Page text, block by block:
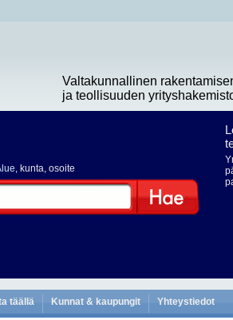
Valtakunnallinen
ja teollisuuden
, kunta, osoite
täällä Kunnat & kaupungit Yhteystiedot